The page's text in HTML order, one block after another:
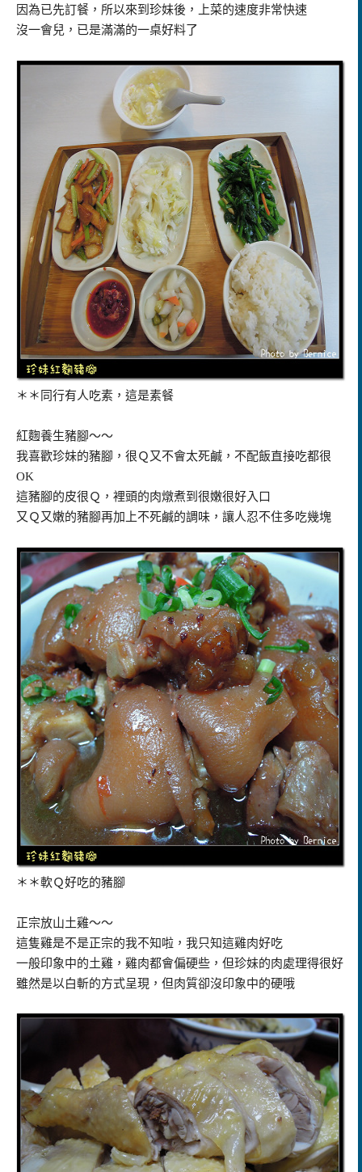
因為已先訂餐，所以來到珍妹後，上菜的速度非常快速
沒一會兒，已是滿滿的一桌好料了
＊＊同行有人吃素，這是素餐
紅麴養生豬腳～～
我喜歡珍妹的豬腳，很Ｑ又不會太死鹹，不配飯直接吃都很
OK
這豬腳的皮很Ｑ，裡頭的肉燉煮到很嫩很好入口
又Ｑ又嫩的豬腳再加上不死鹹的調味，讓人忍不住多吃幾塊
＊＊軟Ｑ好吃的豬腳
正宗放山土雞～～
這隻雞是不是正宗的我不知啦，我只知這雞肉好吃
一般印象中的土雞，雞肉都會偏硬些，但珍妹的肉處理得很好
雖然是以白斬的方式呈現，但肉質卻沒印象中的硬哦